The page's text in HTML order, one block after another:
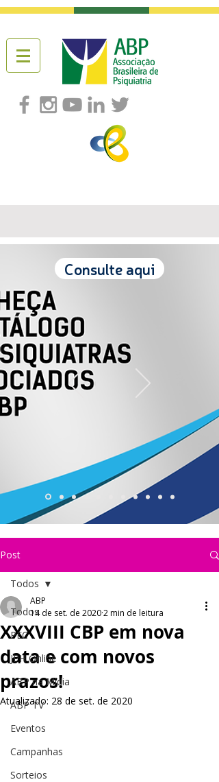
Consulte aqui
Post
Todos
PEC
JPH Online
ABP na Mídia
ABP TV
Eventos
Campanhas
Sorteios
Todos
XXXVIII CBP em nova
data e com novos
prazos!
ABP
14 de set. de 20202 min de leitura
Atualizado: 28 de set. de 2020